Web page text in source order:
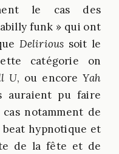
le cas des
funk » qui ont
Delirious soit le
catégorie on
U, ou encoreYah
auraient pu faire
cas notamment de
hypnotique et
de la fête et de